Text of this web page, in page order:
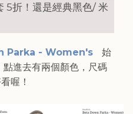
折！還是經典黑色/ 米
Parka - Women's
始
點進去有兩個顏色，尺碼
喔！